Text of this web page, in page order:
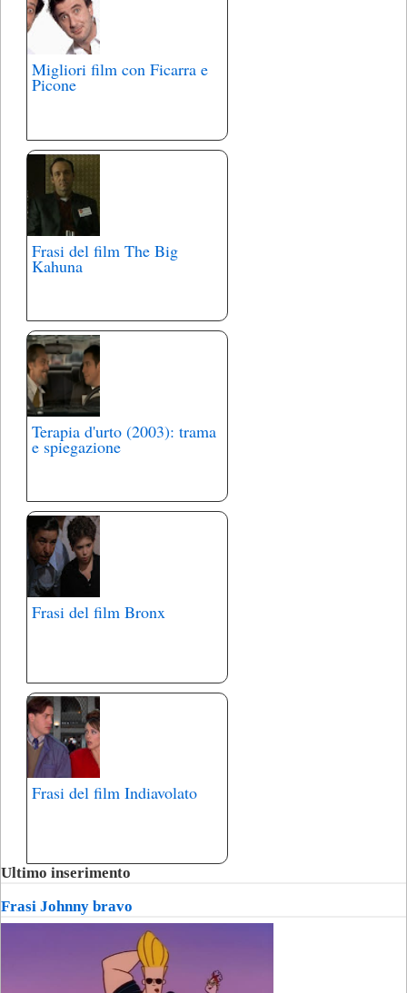
Migliori film con Ficarra e
Picone
Frasi del film The Big
Kahuna
Terapia d'urto (2003): trama
e spiegazione
Frasi del film Bronx
Frasi del film Indiavolato
Ultimo inserimento
Frasi Johnny bravo